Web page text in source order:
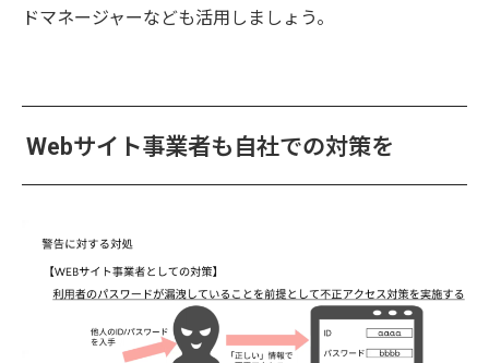
ドマネージャーなども活用しましょう。
Webサイト事業者も自社での対策を